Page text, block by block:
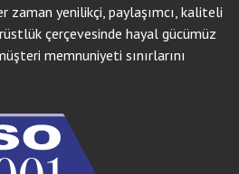
zaman yenilikçi, paylaşımcı, kaliteli
çerçevesinde hayal gücümüz
memnuniyeti sınırlarını